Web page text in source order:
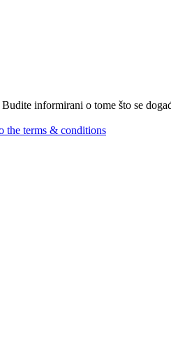
informirani o tome što se
the terms & conditions